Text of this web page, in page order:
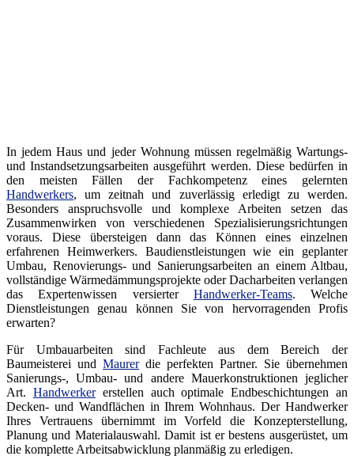
In jedem Haus und jeder Wohnung müssen regelmäßig Wartungs-
und Instandsetzungsarbeiten ausgeführt werden. Diese bedürfen in
den meisten Fällen der Fachkompetenz eines gelernten
Handwerkers, um zeitnah und zuverlässig erledigt zu werden.
Besonders anspruchsvolle und komplexe Arbeiten setzen das
Zusammenwirken von verschiedenen Spezialisierungsrichtungen
voraus. Diese übersteigen dann das Können eines einzelnen
erfahrenen Heimwerkers. Baudienstleistungen wie ein geplanter
Umbau, Renovierungs- und Sanierungsarbeiten an einem Altbau,
vollständige Wärmedämmungsprojekte oder Dacharbeiten verlangen
das Expertenwissen versierter Handwerker-Teams. Welche
Dienstleistungen genau können Sie von hervorragenden Profis
erwarten?
Für Umbauarbeiten sind Fachleute aus dem Bereich der
Baumeisterei und Maurerdie perfekten Partner. Sie übernehmen
Sanierungs-, Umbau- und andere Mauerkonstruktionen jeglicher
Art. Handwerkererstellen auch optimale Endbeschichtungen an
Decken- und Wandflächen in Ihrem Wohnhaus. Der Handwerker
Ihres Vertrauens übernimmt im Vorfeld die Konzepterstellung,
Planung und Materialauswahl. Damit ist er bestens ausgerüstet, um
die komplette Arbeitsabwicklung planmäßig zu erledigen.